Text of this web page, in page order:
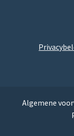
Algemene